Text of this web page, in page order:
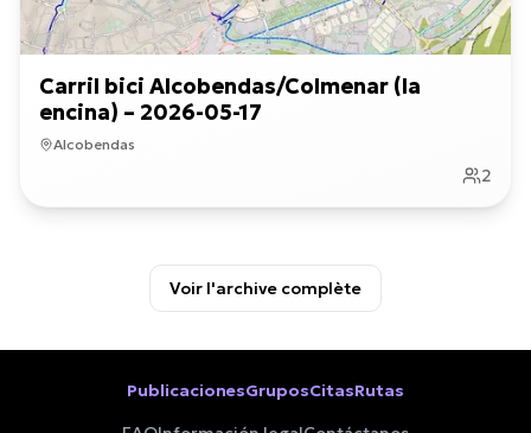
Carril bici Alcobendas/Colmenar (la
encina) – 2026-05-17
Alcobendas
2
Voir l'archive complète
PublicacionesGruposCitasRutas